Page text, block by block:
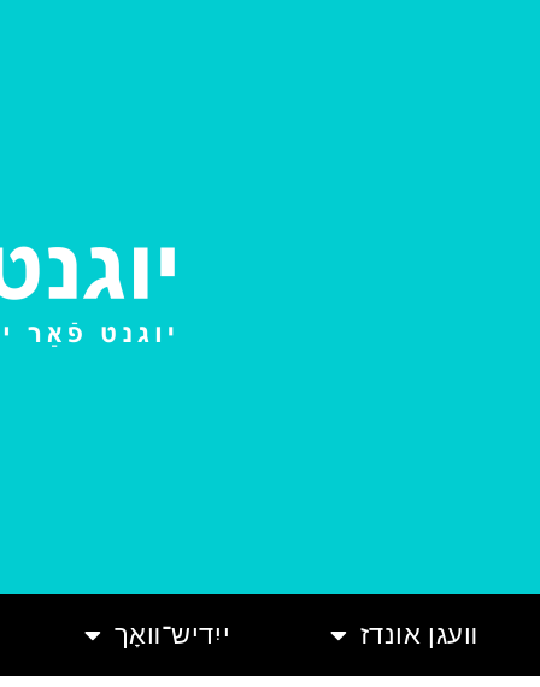
װעגן אונדז ייִדיש־װאָך